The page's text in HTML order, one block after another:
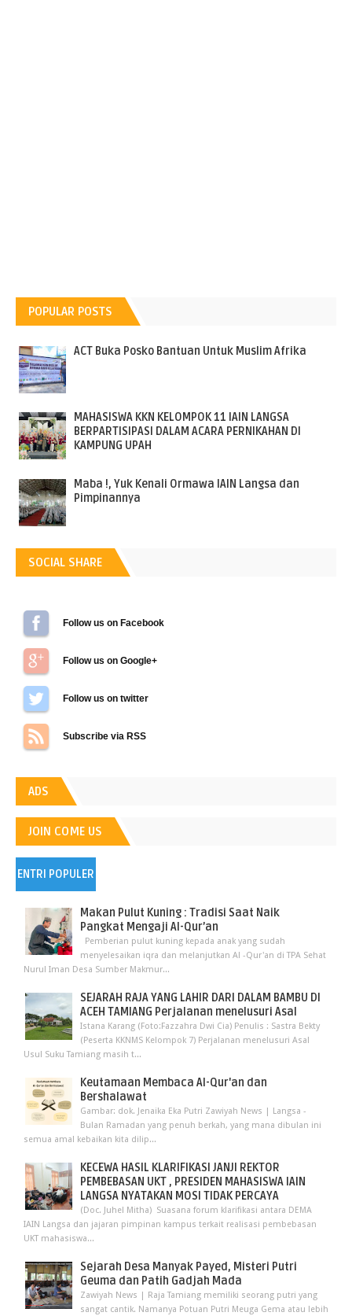
POPULAR POSTS
ACT Buka Posko Bantuan Untuk Muslim Afrika
MAHASISWA KKN KELOMPOK 11 IAIN LANGSA
BERPARTISIPASI DALAM ACARA PERNIKAHAN DI
KAMPUNG UPAH
Maba !, Yuk Kenali Ormawa IAIN Langsa dan
Pimpinannya
SOCIAL SHARE
Follow us on Facebook
Follow us on Google+
Follow us on Twitter
Subscribe via RSS
ADS
JOIN COME US
ENTRI POPULER
Makan Pulut Kuning : Tradisi Saat Naik
Pangkat Mengaji Al-Qur’an
Pemberian pulut kuning kepada anak yang sudah
menyelesaikan iqra dan melanjutkan Al -Qur'an di TPA Sehat
Nurul Iman Desa Sumber Makmur...
SEJARAH RAJA YANG LAHIR DARI DALAM BAMBU DI
ACEH TAMIANG Perjalanan menelusuri Asal
Istana Karang (Foto:Fazzahra Dwi Cia) Penulis : Sastra Bekty
(Peserta KKNMS Kelompok 7) Perjalanan menelusuri Asal
Usul Suku Tamiang masih t...
Keutamaan Membaca Al-Qur'an dan
Bershalawat
Gambar: dok. Jenaika Eka Putri Zawiyah News | Langsa -
Bulan Ramadan yang penuh berkah, yang mana dibulan ini
semua amal kebaikan kita dilip...
KECEWA HASIL KLARIFIKASI JANJI REKTOR
PEMBEBASAN UKT , PRESIDEN MAHASISWA IAIN
LANGSA NYATAKAN MOSI TIDAK PERCAYA
(Doc. Juhel Mitha) Suasana forum klarifikasi antara DEMA
IAIN Langsa dan jajaran pimpinan kampus terkait realisasi pembebasan
UKT mahasiswa...
Sejarah Desa Manyak Payed, Misteri Putri
Geuma dan Patih Gadjah Mada
Zawiyah News | Raja Tamiang memiliki seorang putri yang
sangat cantik. Namanya Potuan Putri Meuga Gema atau lebih